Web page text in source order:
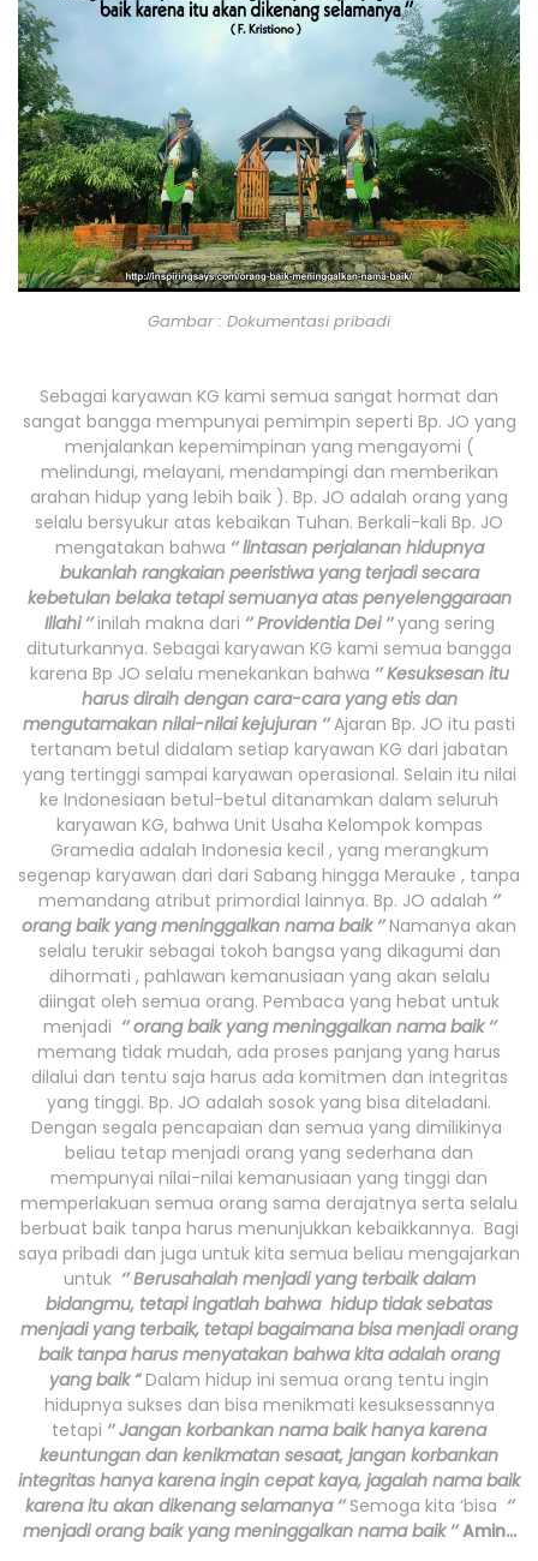
Gambar : Dokumentasi pribadi
Sebagai karyawan KG kami semua sangat hormat dan
sangat bangga mempunyai pemimpin seperti Bp. JO yang
menjalankan kepemimpinan yang mengayomi (
melindungi, melayani, mendampingi dan memberikan
arahan hidup yang lebih baik ). Bp. JO adalah orang yang
selalu bersyukur atas kebaikan Tuhan. Berkali-kali Bp. JO
mengatakan bahwa ‘’ lintasan perjalanan hidupnya
bukanlah rangkaian peeristiwa yang terjadi secara
kebetulan belaka tetapi semuanya atas penyelenggaraan
Illahi ‘’ inilah makna dari ‘’ Providentia Dei ‘’yang sering
dituturkannya. Sebagai karyawan KG kami semua bangga
karena Bp JO selalu menekankan bahwa ‘’ Kesuksesan itu
harus diraih dengan cara-cara yang etis dan
mengutamakan nilai-nilai kejujuran ‘’Ajaran Bp. JO itu pasti
tertanam betul didalam setiap karyawan KG dari jabatan
yang tertinggi sampai karyawan operasional. Selain itu nilai
ke Indonesiaan betul-betul ditanamkan dalam seluruh
karyawan KG, bahwa Unit Usaha Kelompok kompas
Gramedia adalah Indonesia kecil , yang merangkum
segenap karyawan dari dari Sabang hingga Merauke , tanpa
memandang atribut primordial lainnya. Bp. JO adalah ‘’
orang baik yang meninggalkan nama baik ‘’Namanya akan
selalu terukir sebagai tokoh bangsa yang dikagumi dan
dihormati , pahlawan kemanusiaan yang akan selalu
diingat oleh semua orang. Pembaca yang hebat untuk
menjadi ‘’ orang baik yang meninggalkan nama baik ‘’
memang tidak mudah, ada proses panjang yang harus
dilalui dan tentu saja harus ada komitmen dan integritas
yang tinggi. Bp. JO adalah sosok yang bisa diteladani.
Dengan segala pencapaian dan semua yang dimilikinya
beliau tetap menjadi orang yang sederhana dan
mempunyai nilai-nilai kemanusiaan yang tinggi dan
memperlakuan semua orang sama derajatnya serta selalu
berbuat baik tanpa harus menunjukkan kebaikkannya. Bagi
saya pribadi dan juga untuk kita semua beliau mengajarkan
untuk ‘’ Berusahalah menjadi yang terbaik dalam
bidangmu, tetapi ingatlah bahwa hidup tidak sebatas
menjadi yang terbaik, tetapi bagaimana bisa menjadi orang
baik tanpa harus menyatakan bahwa kita adalah orang
yang baik “Dalam hidup ini semua orang tentu ingin
hidupnya sukses dan bisa menikmati kesuksessannya
tetapi ‘’ Jangan korbankan nama baik hanya karena
keuntungan dan kenikmatan sesaat, jangan korbankan
integritas hanya karena ingin cepat kaya, jagalah nama baik
karena itu akan dikenang selamanya ‘’Semoga kita ‘bisa ‘’
menjadi orang baik yang meninggalkan nama baik ‘’Amin…